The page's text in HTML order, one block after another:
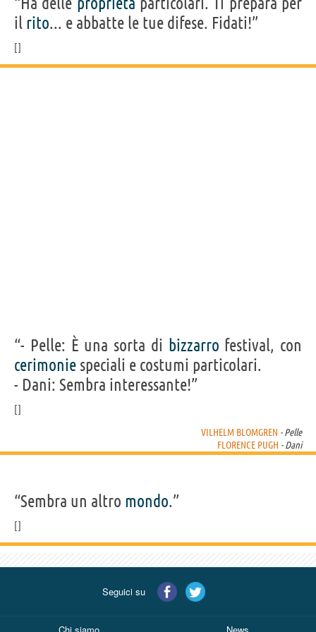
il rito... e abbatte le tue difese. Fidati!”
“- Pelle: È una sorta di bizzarro festival, con
cerimonie speciali e costumi particolari.
- Dani: Sembra interessante!”
VILHELM BLOMGREN - Pelle
FLORENCE PUGH - Dani
“Sembra un altro mondo.”
Seguici su